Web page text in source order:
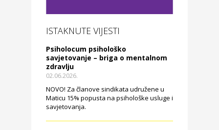
ISTAKNUTE VIJESTI
Psiholocum psihološko
savjetovanje – briga o mentalnom
zdravlju
02.06.2026.
NOVO! Za članove sindikata udružene u
Maticu 15% popusta na psihološke usluge i
savjetovanja.